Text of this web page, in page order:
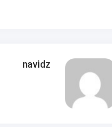
navidz